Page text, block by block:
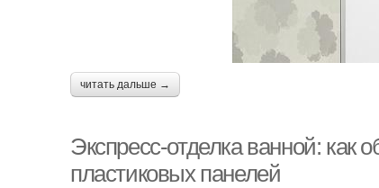
читать дальше →
Экспресс-отделка ванной:
пластиковых панелей